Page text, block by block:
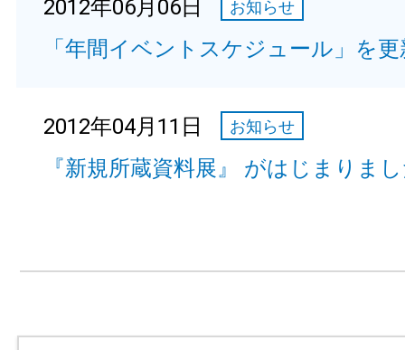
2012年06月06日 お知らせ
「年間イベントスケジュール」を
2012年04月11日 お知らせ
『新規所蔵資料展』 がはじまりま